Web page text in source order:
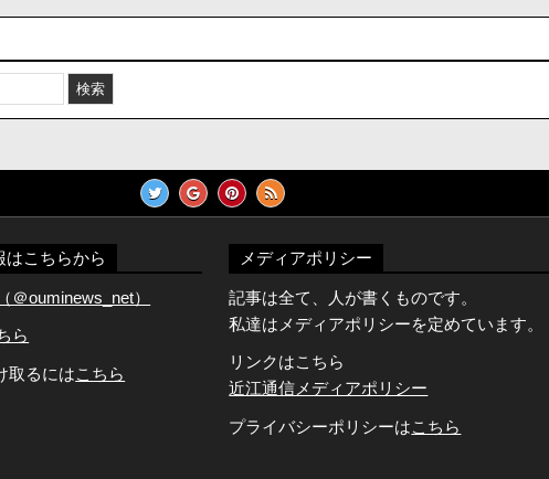
はこちらから
＠ouminews_net）
ら
取るにはこちら
メディアポリシー
記事は全て、人が書くものです。
私達はメディアポリシーを定めています。
リンクはこちら
近江通信メディアポリシー
プライバシーポリシーはこちら